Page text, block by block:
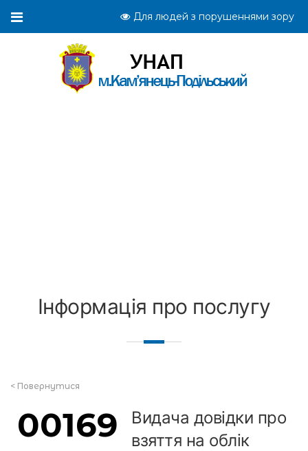
Для людей з порушеннями зору
Інформація про послугу
< Повернутися
00169
Видача довідки про
взяття на облік